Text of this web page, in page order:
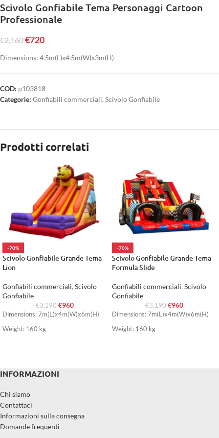
Scivolo Gonfiabile Tema Personaggi Cartoon
Professionale
€2,160€720
Dimensions: 4.5m(L)x4.5m(W)x3m(H)
COD: p103818
Categorie: Gonfiabili commerciali, Scivolo Gonfiabile
Prodotti correlati
-70%
Scivolo Gonfiabile Grande Tema
Lion
Gonfiabili commerciali, Scivolo
Gonfiabile
€3,190 €960
Dimensions: 7m(L)x4m(W)x6m(H)
Weight: 160 kg
-70%
Scivolo Gonfiabile Grande Tema
Formula Slide
Gonfiabili commerciali, Scivolo
Gonfiabile
€3,190 €960
Dimensions: 7m(L)x4m(W)x6m(H)
Weight: 160 kg
INFORMAZIONI
Chi siamo
Contattaci
Informazioni sulla consegna
Domande frequenti